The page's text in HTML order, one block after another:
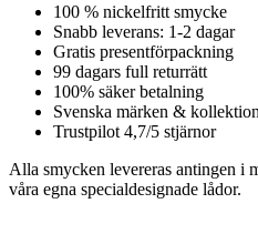
100 % nickelfritt smycke
Snabb leverans: 1-2 dagar
Gratis presentförpackning
99 dagars full returrätt
100% säker betalning
Svenska märken &
Trustpilot 4,7/5 stjärnor
Alla smycken levereras antingen i
våra egna specialdesignade lådor.